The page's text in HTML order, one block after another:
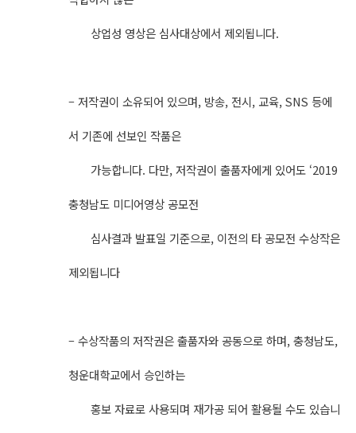
상업성 영상은 심사대상에서 제외됩니다.
– 저작권이 소유되어 있으며, 방송, 전시, 교육, SNS 등에
서 기존에 선보인 작품은
가능합니다. 다만, 저작권이 출품자에게 있어도 ‘2019
충청남도 미디어영상 공모전
심사결과 발표일 기준으로, 이전의 타 공모전 수상작은
제외됩니다
– 수상작품의 저작권은 출품자와 공동으로 하며, 충청남도,
청운대학교에서 승인하는
홍보 자료로 사용되며 재가공 되어 활용될 수도 있습니